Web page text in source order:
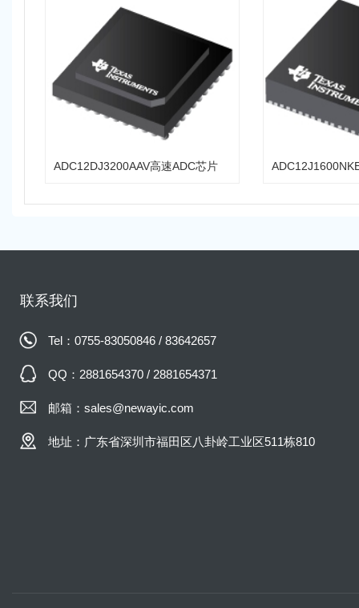
ADC12DJ3200AAV高速ADC芯片
联系我们
Tel：0755-83050846 / 83642657
QQ：2881654370 / 2881654371
邮箱：sales@newayic.com
地址：广东省深圳市福田区八卦岭工业区511栋810